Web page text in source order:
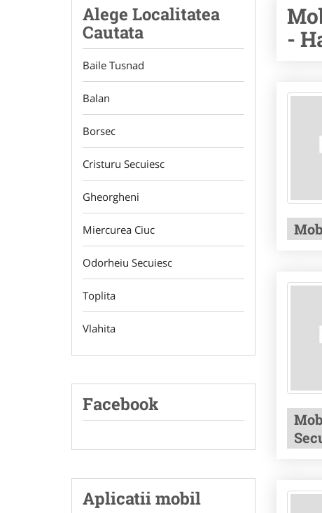
Alege Localitatea
Cautata
Baile Tusnad
Balan
Borsec
Cristuru Secuiesc
Gheorgheni
Miercurea Ciuc
Odorheiu Secuiesc
Toplita
Vlahita
Facebook
Aplicatii mobil
-